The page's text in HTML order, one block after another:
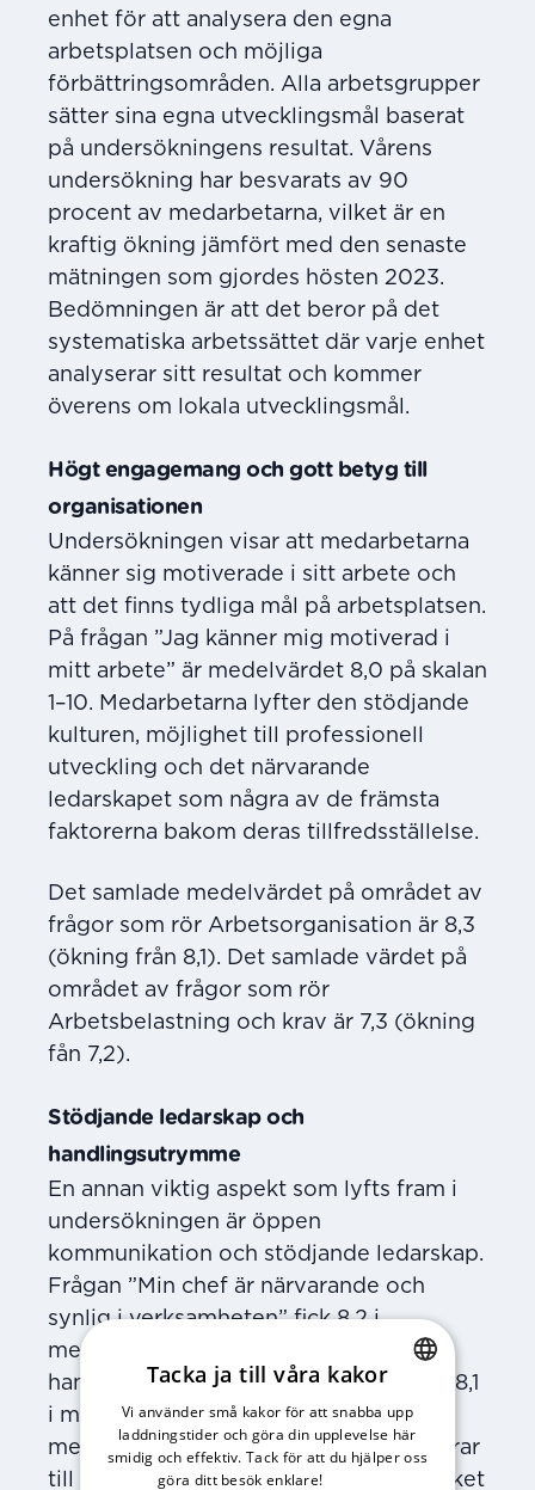
enhet för att analysera den egna
arbetsplatsen och möjliga
förbättringsområden. Alla arbetsgrupper
sätter sina egna utvecklingsmål baserat
på undersökningens resultat. Vårens
undersökning har besvarats av 90
procent av medarbetarna, vilket är en
kraftig ökning jämfört med den senaste
mätningen som gjordes hösten 2023.
Bedömningen är att det beror på det
systematiska arbetssättet där varje enhet
analyserar sitt resultat och kommer
överens om lokala utvecklingsmål.
Högt engagemang och gott betyg till
organisationen
Undersökningen visar att medarbetarna
känner sig motiverade i sitt arbete och
att det finns tydliga mål på arbetsplatsen.
På frågan ”Jag känner mig motiverad i
mitt arbete” är medelvärdet 8,0 på skalan
1–10. Medarbetarna lyfter den stödjande
kulturen, möjlighet till professionell
utveckling och det närvarande
ledarskapet som några av de främsta
faktorerna bakom deras tillfredsställelse.
Det samlade medelvärdet på området av
frågor som rör Arbetsorganisation är 8,3
(ökning från 8,1). Det samlade värdet på
området av frågor som rör
Arbetsbelastning och krav är 7,3 (ökning
fån 7,2).
Stödjande ledarskap och
handlingsutrymme
En annan viktig aspekt som lyfts fram i
undersökningen är öppen
kommunikation och stödjande ledarskap.
Frågan ”Min chef är närvarande och
synlig i verksamheten” fick 8,2 i
medelvärde och frågan ”Min chef
hanterar konflikter på ett bra sätt” fick 8,1
i medelvärde. Dessutom upplever
medarbetarna att deras chef uppmuntrar
till delaktighet och ger betyget 8,3, vilket
SWEDISH
ENGLISH
Tacka ja till våra kakor
Vi använder små kakor för att snabba upp
laddningstider och göra din upplevelse här
smidig och effektiv. Tack för att du hjälper oss
göra ditt besök enklare!